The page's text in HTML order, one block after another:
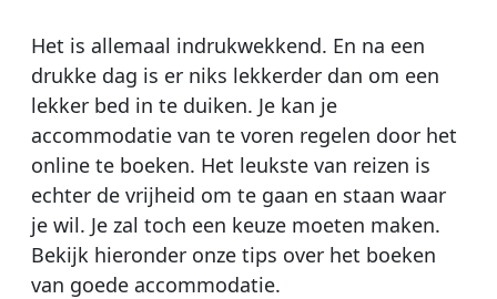
Het is allemaal indrukwekkend. En na een
drukke dag is er niks lekkerder dan om een
lekker bed in te duiken. Je kan je
accommodatie van te voren regelen door het
online te boeken. Het leukste van reizen is
echter de vrijheid om te gaan en staan waar
je wil. Je zal toch een keuze moeten maken.
Bekijk hieronder onze tips over het boeken
van goede accommodatie.